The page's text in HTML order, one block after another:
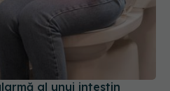
al unui intestin
de fapt